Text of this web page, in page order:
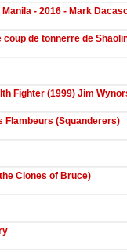
- 2016 - Mark
de tonnerre de
Fighter (1999) Jim
Flambeurs (Squanderers)
Clones of Bruce)